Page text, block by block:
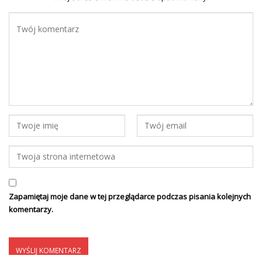
Zapamiętaj moje dane w tej przeglądarce podczas pisania kolejnych
komentarzy.